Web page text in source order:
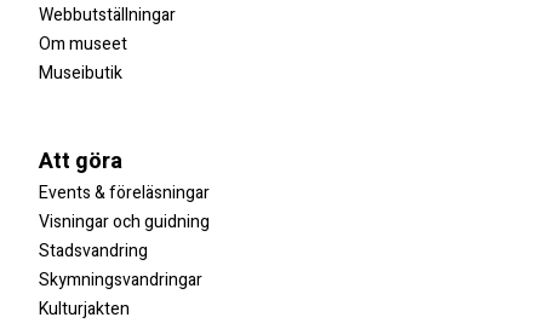
Webbutställningar
Om museet
Museibutik
Att göra
Events & föreläsningar
Visningar och guidning
Stadsvandring
Skymningsvandringar
Kulturjakten